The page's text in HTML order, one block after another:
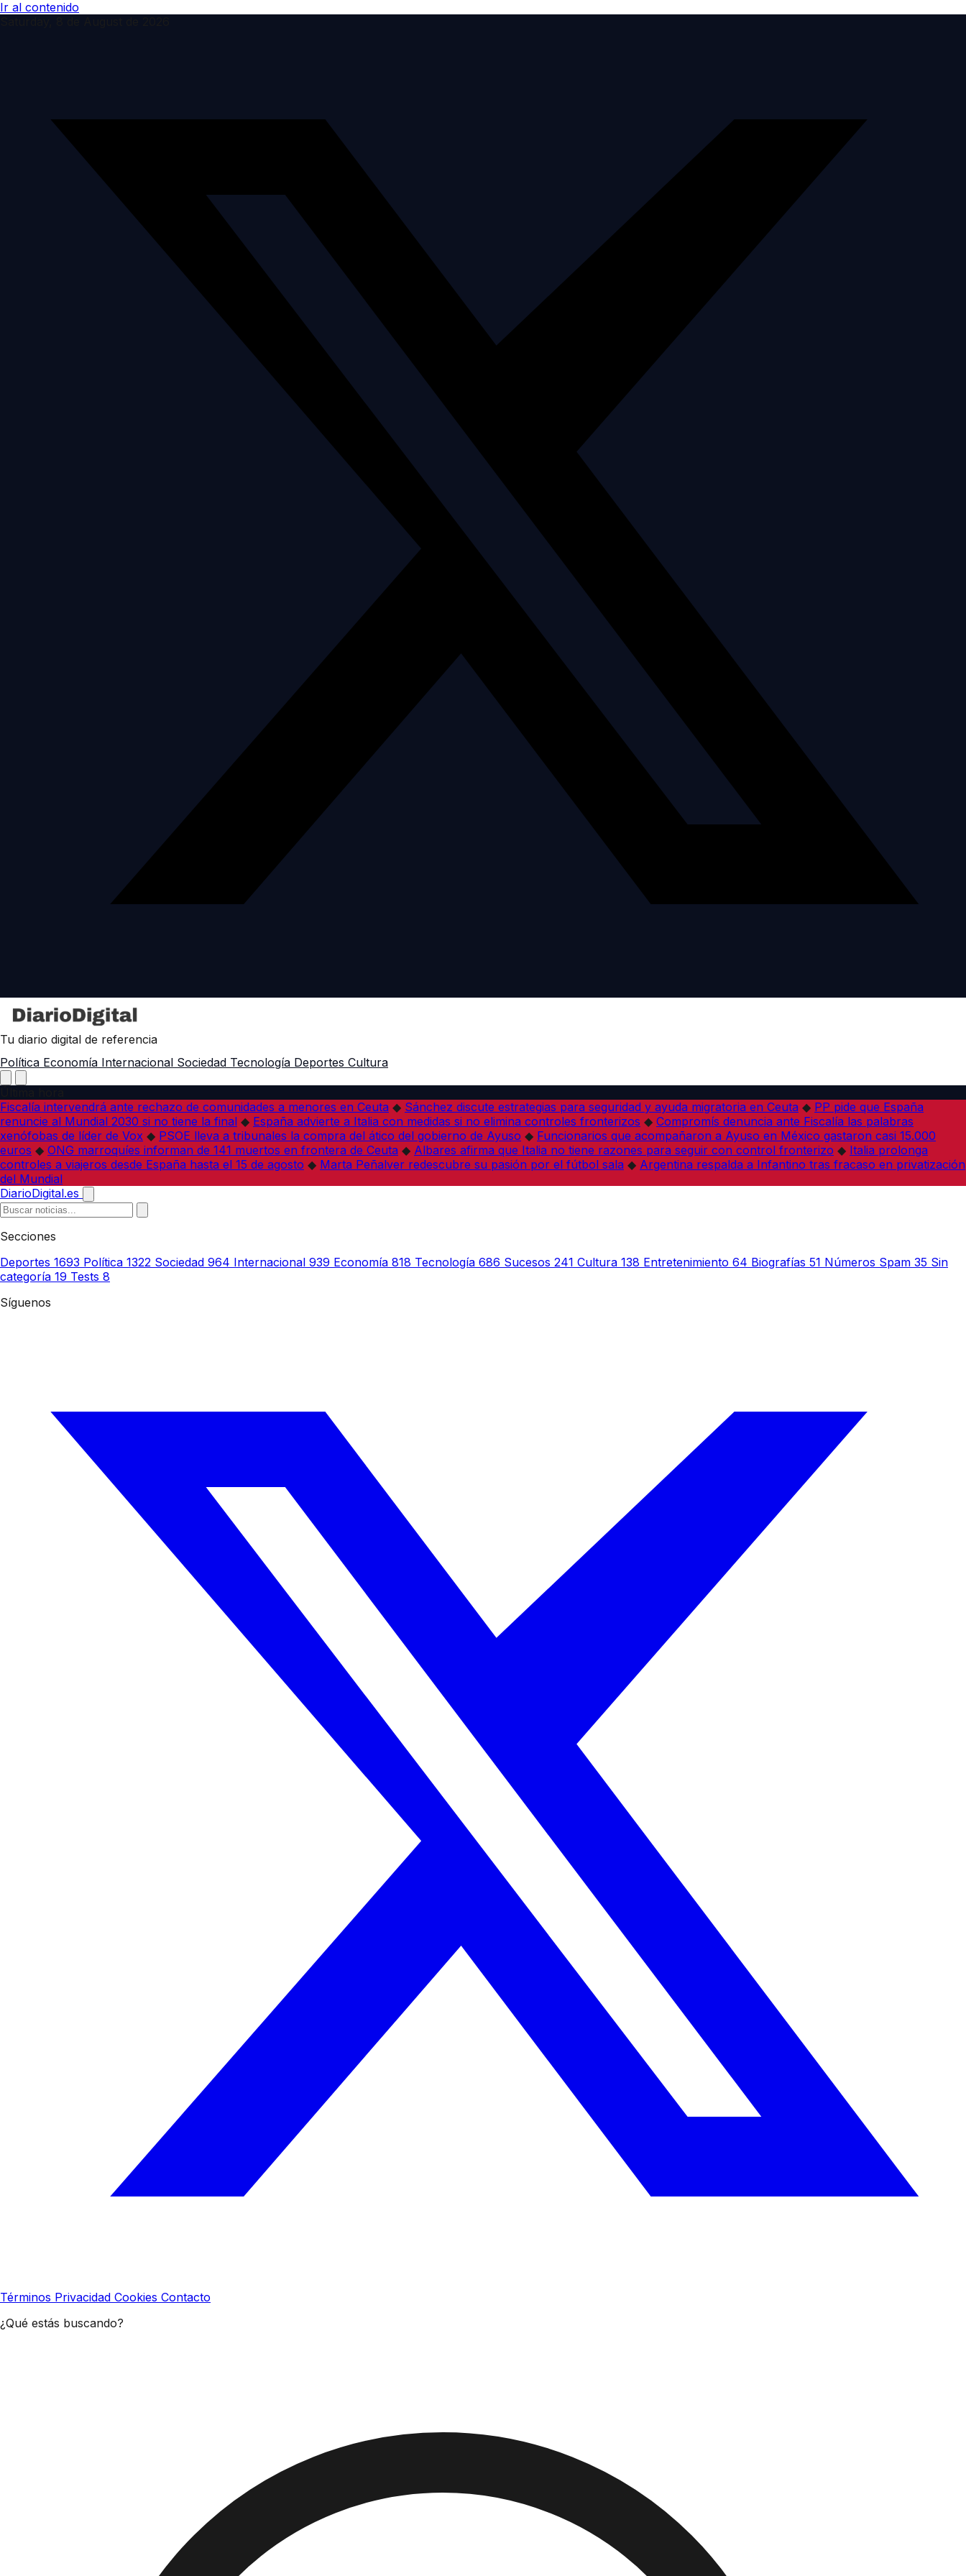
Ir al contenido
Tu diario digital de referencia
Política Economía Internacional Sociedad Tecnología Deportes Cultura
Fiscalía intervendrá ante rechazo de comunidades a menores en Ceuta ◆ Sánchez discute estrategias para seguridad y ayuda migratoria en Ceuta ◆ PP pide que España
renuncie al Mundial 2030 si no tiene la final ◆ España advierte a Italia con medidas si no elimina controles fronterizos ◆ Compromís denuncia ante Fiscalía las palabras
xenófobas de líder de Vox ◆ PSOE lleva a tribunales la compra del ático del gobierno de Ayuso ◆ Funcionarios que acompañaron a Ayuso en México gastaron casi 15.000
euros ◆ ONG marroquíes informan de 141 muertos en frontera de Ceuta ◆ Albares afirma que Italia no tiene razones para seguir con control fronterizo ◆ Italia prolonga
controles a viajeros desde España hasta el 15 de agosto ◆ Marta Peñalver redescubre su pasión por el fútbol sala ◆ Argentina respalda a Infantino tras fracaso en privatización
del Mundial
DiarioDigital.es
Secciones
Deportes 1693 Política 1322 Sociedad 964 Internacional 939 Economía 818 Tecnología 686 Sucesos 241 Cultura 138 Entretenimiento 64 Biografías 51 Números Spam 35 Sin
categoría 19 Tests 8
Síguenos
Términos Privacidad Cookies Contacto
¿Qué estás buscando?